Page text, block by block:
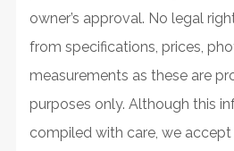
owner’s approval. No legal
from specifications, prices,
measurements as these are
purposes only. Although this
compiled with care, we